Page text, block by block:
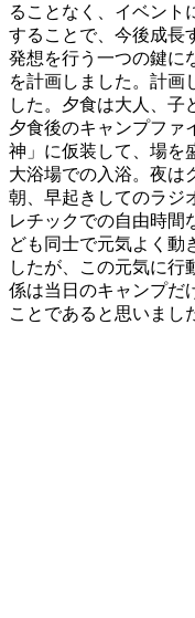
ることなく、イベント
することで、今後成長
発想を行う一つの鍵に
を計画しました。計画
した。夕食は大人、子
夕食後のキャンプファ
神」に仮装して、場を
大浴場での入浴。夜は
朝、早起きしてのラジ
レチックでの自由時間
ども同士で元気よく動
したが、この元気に行
係は当日のキャンプだ
ことであると思いまし